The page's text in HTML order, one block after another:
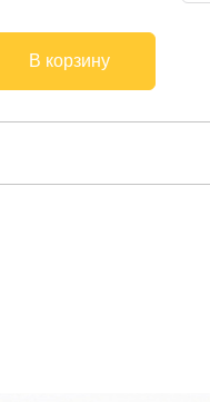
В корзину